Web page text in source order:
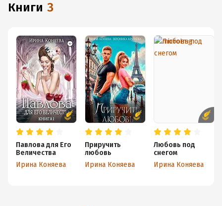
книги 3
Павлова для Его
Величества
Ирина Коняева
Приручить
любовь
Ирина Коняева
Любовь под
снегом
Ирина Коняева